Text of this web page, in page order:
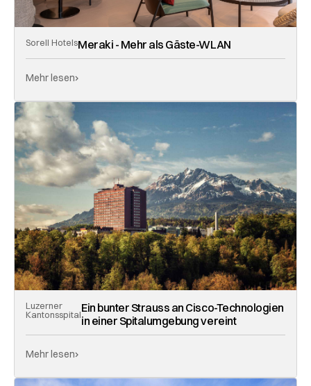
Sorell HotelsMeraki - Mehr als Gäste-WLAN
Mehr lesen
Luzerner
KantonsspitalEin bunter Strauss an Cisco-Technologien
in einer Spitalumgebung vereint
Mehr lesen